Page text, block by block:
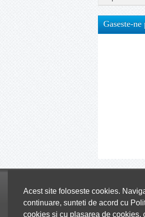
Acest site foloseste cookies.
continuare, sunteti de acord cu
cookies si cu plasarea de cookies,
Gaseste-